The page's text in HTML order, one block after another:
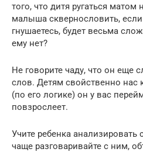
того, что дитя ругаться матом
малыша сквернословить,
гнушаетесь, будет весьма
ему нет?
Не говорите чаду, что он еще
слов. Детям свойственно нас
(по его логике) он у вас
повзрослеет.
Учите ребенка анализировать
чаще разговаривайте с ним,